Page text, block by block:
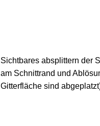
Sichtbares absplittern der
am Schnittrand und
Gitterfläche sind